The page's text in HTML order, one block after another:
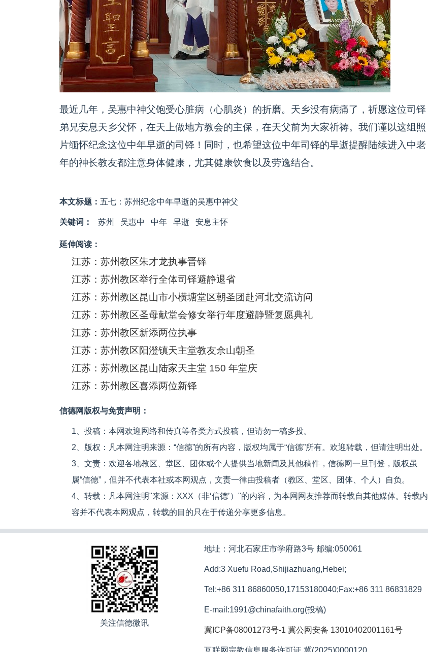
最近几年，吴惠中神父饱受心脏病（心肌炎）的折磨。天乡没有病痛了，祈愿这位司铎
弟兄安息天乡父怀，在天上做地方教会的主保，在天父前为大家祈祷。我们谨以这组照
片缅怀纪念这位中年早逝的司铎！同时，也希望这位中年司铎的早逝提醒陆续进入中老
年的神长教友都注意身体健康，尤其健康饮食以及劳逸结合。
本文标题： 五七：苏州纪念中年早逝的吴惠中神父
关键词： 苏州 吴惠中 中年 早逝 安息主怀
延伸阅读：
江苏：苏州教区朱才龙执事晋铎
江苏：苏州教区举行全体司铎避静退省
江苏：苏州教区昆山市小横塘堂区朝圣团赴河北交流访问
江苏：苏州教区圣母献堂会修女举行年度避静暨复愿典礼
江苏：苏州教区新添两位执事
江苏：苏州教区阳澄镇天主堂教友佘山朝圣
江苏：苏州教区昆山陆家天主堂 150 年堂庆
江苏：苏州教区喜添两位新铎
信德网版权与免责声明：
1、投稿：本网欢迎网络和传真等各类方式投稿，但请勿一稿多投。
2、版权：凡本网注明来源：“信德”的所有内容，版权均属于“信德”所有。欢迎转载，但请注明出处。
3、文责：欢迎各地教区、堂区、团体或个人提供当地新闻及其他稿件，信德网一旦刊登，版权虽
属“信德”，但并不代表本社或本网观点，文责一律由投稿者（教区、堂区、团体、个人）自负。
4、转载：凡本网注明"来源：XXX（非‘信德’）"的内容，为本网网友推荐而转载自其他媒体。转载内
容并不代表本网观点，转载的目的只在于传递分享更多信息。
关注信德微讯
地址：河北石家庄市学府路3号 邮编:050061
Add:3 Xuefu Road,Shijiazhuang,Hebei;
Tel:+86 311 86860050,17153180040;Fax:+86 311 86831829
E-mail:1991@chinafaith.org(投稿)
冀ICP备08001273号-1 冀公网安备 13010402001161号
互联网宗教信息服务许可证 冀(2025)0000120